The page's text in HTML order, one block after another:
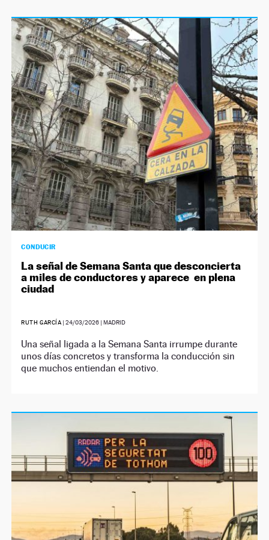
CONDUCIR
La señal de Semana Santa que desconcierta
a miles de conductores y aparece en plena
ciudad
RUTH GARCÍA |24/03/2026 | MADRID
Una señal ligada a la Semana Santa irrumpe durante
unos días concretos y transforma la conducción sin
que muchos entiendan el motivo.